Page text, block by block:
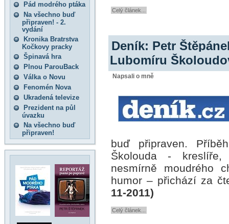
Pád modrého ptáka
Na všechno buď
připraven! - 2.
vydání
Kronika Bratrstva
Kočkovy pracky
Špinavá hra
Plnou ParouBack
Válka o Novu
Fenomén Nova
Ukradená televize
Prezident na půl
úvazku
Na všechno buď
připraven!
Celý článek...
Deník: Petr
Lubomíru
Napsali o mně
buď připraven.
Školouda -
nesmírně moudrého
humor – přichází za
11-2011)
Celý článek...